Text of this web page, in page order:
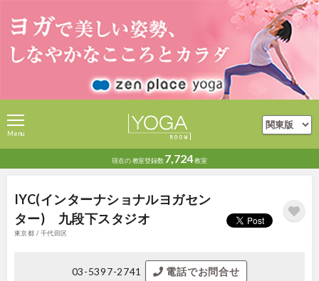
現在の教室登録数 7,724教室
Menu
IYC(インターナショナルヨガセン
ター) 九段下スタジオ
東京都 / 千代田区
03-5397-2741 電話でお問合せ